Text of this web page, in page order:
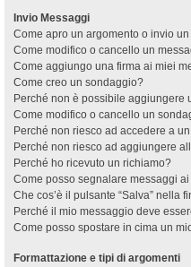
Invio Messaggi
Come apro un argomento o invio
Come modifico o cancello un
Come aggiungo una firma ai miei
Come creo un sondaggio?
Perché non è possibile
Come modifico o cancello un
Perché non riesco ad accedere a
Perché non riesco ad aggiungere
Perché ho ricevuto un richiamo?
Come posso segnalare messaggi
Che cos’è il pulsante “Salva” nella
Perché il mio messaggio deve
Come posso spostare in cima un
Formattazione e tipi di argomenti